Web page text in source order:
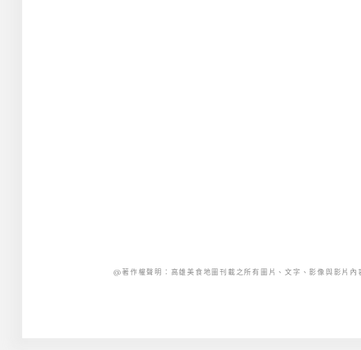
@著作權聲明：高雄美食地圖刊載之所有圖片、文字、影像與影片